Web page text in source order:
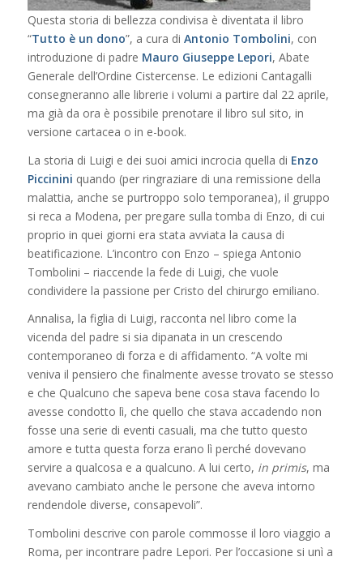
Questa storia di bellezza condivisa è diventata il libro
“Tutto è un dono”, a cura di Antonio Tombolini, con
introduzione di padre Mauro Giuseppe Lepori, Abate
Generale dell’Ordine Cistercense. Le edizioni Cantagalli
consegneranno alle librerie i volumi a partire dal 22 aprile,
ma già da ora è possibile prenotare il libro sul sito, in
versione cartacea o in e-book.
La storia di Luigi e dei suoi amici incrocia quella di Enzo
Piccinini quando (per ringraziare di una remissione della
malattia, anche se purtroppo solo temporanea), il gruppo
si reca a Modena, per pregare sulla tomba di Enzo, di cui
proprio in quei giorni era stata avviata la causa di
beatificazione. L’incontro con Enzo – spiega Antonio
Tombolini – riaccende la fede di Luigi, che vuole
condividere la passione per Cristo del chirurgo emiliano.
Annalisa, la figlia di Luigi, racconta nel libro come la
vicenda del padre si sia dipanata in un crescendo
contemporaneo di forza e di affidamento. “A volte mi
veniva il pensiero che finalmente avesse trovato se stesso
e che Qualcuno che sapeva bene cosa stava facendo lo
avesse condotto lì, che quello che stava accadendo non
fosse una serie di eventi casuali, ma che tutto questo
amore e tutta questa forza erano lì perché dovevano
servire a qualcosa e a qualcuno. A lui certo, in primis, ma
avevano cambiato anche le persone che aveva intorno
rendendole diverse, consapevoli”.
Tombolini descrive con parole commosse il loro viaggio a
Roma, per incontrare padre Lepori. Per l’occasione si unì a